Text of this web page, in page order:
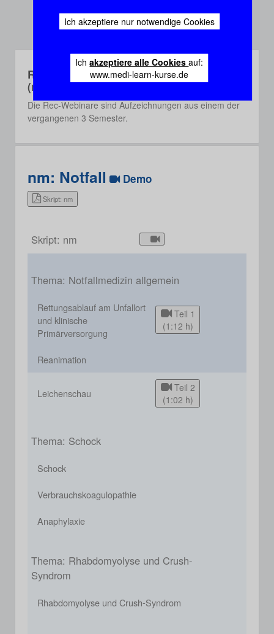
Ich akzeptiere nur notwendige Cookies
Ichakzeptiere alle Cookiesauf:
www.medi-learn-kurse.de
Rec-Webinare
(recorded)
Die Rec-Webinare sind Aufzeichnungen aus einem der
vergangenen 3 Semester.
nm: Notfall Demo
Skript: nm
Skript: nm
Thema: Notfallmedizin allgemein
Rettungsablauf am Unfallort
und klinische
Primärversorgung
Teil 1
(1:12 h)
Reanimation
Leichenschau
Teil 2
(1:02 h)
Thema: Schock
Schock
Verbrauchskoagulopathie
Anaphylaxie
Thema: Rhabdomyolyse und Crush-
Syndrom
Rhabdomyolyse und Crush-Syndrom